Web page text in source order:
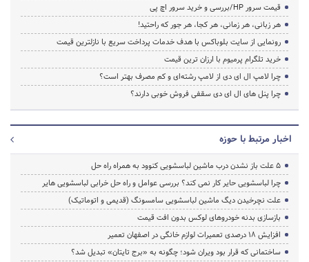
قیمت سرور HP/بررسی و خرید سرور اچ پی
هر زبانی، هر زمانی، هر کجا، هر جور که راحتید!
رونمایی از سایت بلوباکس با هدف خدمات پرداخت سریع با نازلترین قیمت
خرید تلگرام پرمیوم با ارزان ترین قیمت
چرا لامپ ال ای دی از لامپ رشته‌ای و کم مصرف بهتر است؟
چرا پنل های ال ای دی سقفی فروش خوبی دارند؟
اخبار مرتبط با حوزه
5 علت باز نشدن درب ماشین لباسشویی کنوود به همراه راه حل
چرا لباسشویی حایر کار نمی کند؟ بررسی عوامل و راه حل خرابی لباسشویی هایر
علت نچرخیدن دیگ ماشین لباسشویی سامسونگ (قدیمی و اتوماتیک)
بازسازی بدنه خودروهای لوکس بدون افت قیمت
افزایش ۱۸ درصدی تعمیرات لوازم خانگی در اصفهان تعمیر
ساختمانی که قرار بود ویران شود؛ چگونه به «برج تایتان» تبدیل شد؟